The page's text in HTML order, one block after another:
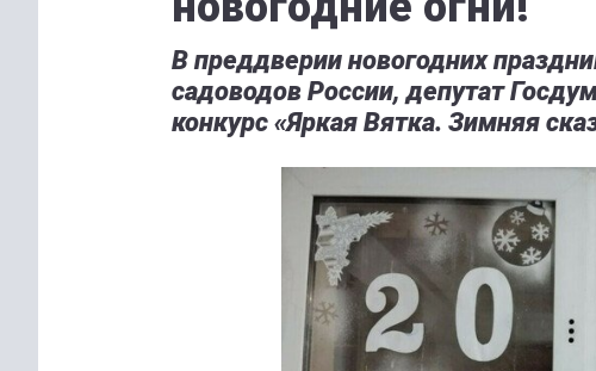
В преддверии новогодних
садоводов России, депутат
конкурс «Яркая Вятка. Зимняя